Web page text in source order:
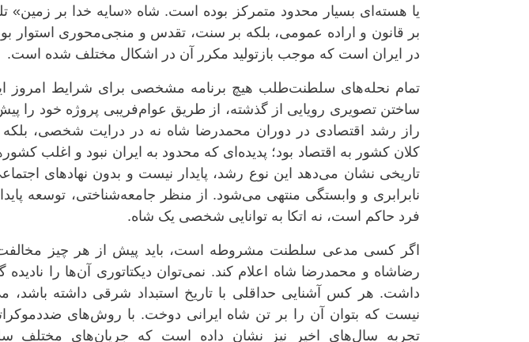
یا هسته‌ای بسیار محدود متمرکز بوده است. شاه «سایه خدا بر
بر قانون و اراده عمومی، بلکه بر سنت، تقدس و منجی‌محوری استوار
در ایران است که موجب بازتولید مکرر آن در اشکال مختلف شده است.
تمام نحله‌های سلطنت‌طلب هیچ برنامه مشخصی برای شرایط امروز
ساختن تصویری رویایی از گذشته، از طریق عوام‌فریبی پروژه خود را
راز رشد اقتصادی در دوران محمدرضا شاه نه در درایت شخصی، بلکه
کلان کشور به اقتصاد بود؛ پدیده‌ای که محدود به ایران نبود و اغلب
تاریخی نشان می‌دهد این نوع رشد، پایدار نیست و بدون نهادهای
نابرابری و وابستگی منتهی می‌شود. از منظر جامعه‌شناختی، توسعه
فرد حاکم است، نه اتکا به توانایی شخصی یک شاه.
اگر کسی مدعی سلطنت مشروطه است، باید پیش از هر چیز
رضاشاه و محمدرضا شاه اعلام کند. نمی‌توان دیکتاتوری آن‌ها را
داشت. هر کس آشنایی حداقلی با تاریخ استبداد شرقی داشته باشد،
نیست که بتوان آن را بر تن شاه ایرانی دوخت. با روش‌های
تجربه سال‌های اخیر نیز نشان داده است که جریان‌های